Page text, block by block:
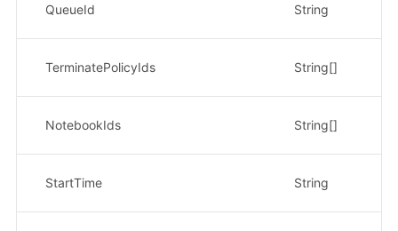
QueueId String
TerminatePolicyIds String[]
NotebookIds String[]
StartTime String